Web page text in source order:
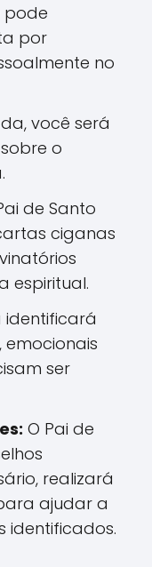
pode
por
no
você será
o
de Santo
ciganas
espiritual.
identificará
emocionais
ser
O Pai de
realizará
ajudar a
identificados.